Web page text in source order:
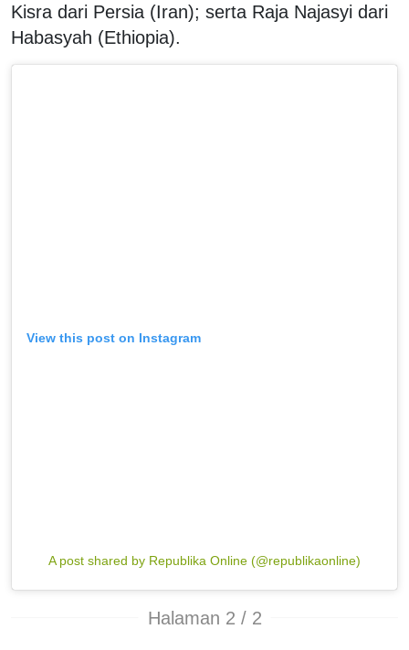
Kisra dari Persia (Iran); serta Raja Najasyi dari
Habasyah (Ethiopia).
View this post on Instagram
A post shared by Republika Online (@republikaonline)
Halaman 2 / 2